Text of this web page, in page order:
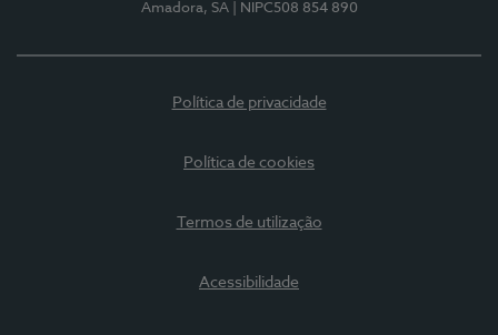
Amadora, SA
| NIPC508 854 890
Política de privacidade
Política de cookies
Termos de utilização
Acessibilidade